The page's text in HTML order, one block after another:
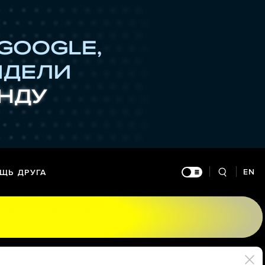
ДРУГА EN